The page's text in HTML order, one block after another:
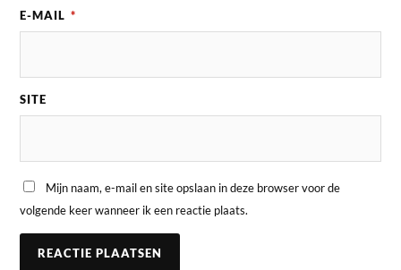
E-MAIL *
SITE
Mijn naam, e-mail en site opslaan in deze browser voor de
volgende keer wanneer ik een reactie plaats.